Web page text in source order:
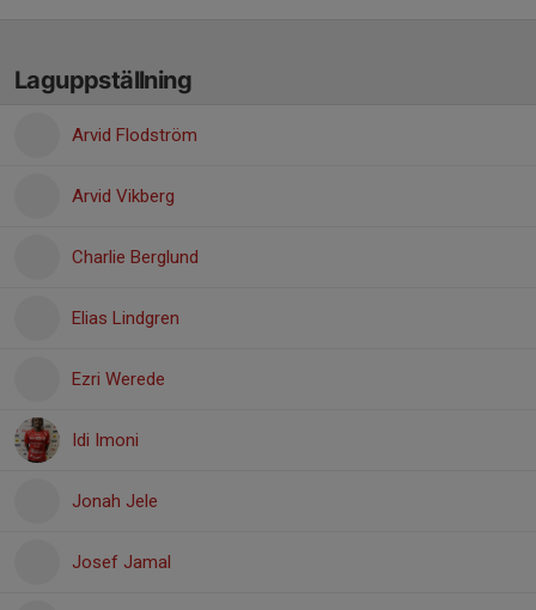
Laguppställning
Arvid Flodström
Arvid Vikberg
Charlie Berglund
Elias Lindgren
Ezri Werede
Idi Imoni
Jonah Jele
Josef Jamal